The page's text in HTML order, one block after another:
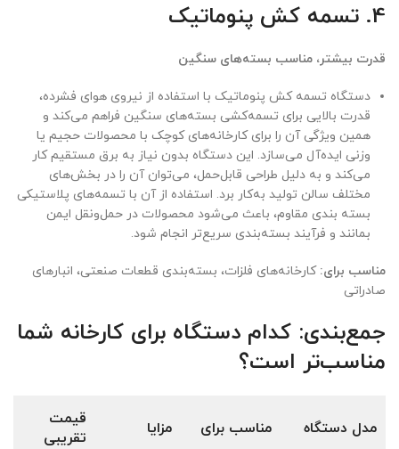
4. تسمه کش پنوماتیک
قدرت بیشتر، مناسب بسته‌های سنگین
دستگاه تسمه کش پنوماتیک با استفاده از نیروی هوای فشرده،
قدرت بالایی برای تسمه‌کشی بسته‌های سنگین فراهم می‌کند و
همین ویژگی آن را برای کارخانه‌های کوچک با محصولات حجیم یا
وزنی ایده‌آل می‌سازد. این دستگاه بدون نیاز به برق مستقیم کار
می‌کند و به دلیل طراحی قابل‌حمل، می‌توان آن را در بخش‌های
مختلف سالن تولید به‌کار برد. استفاده از آن با تسمه‌های پلاستیکی
بسته بندی مقاوم، باعث می‌شود محصولات در حمل‌ونقل ایمن
بمانند و فرآیند بسته‌بندی سریع‌تر انجام شود.
مناسب برای: کارخانه‌های فلزات، بسته‌بندی قطعات صنعتی، انبارهای
صادراتی
جمع‌بندی: کدام دستگاه برای کارخانه شما
مناسب‌تر است؟
مدل دستگاه مناسب برای مزایا
قیمت
تقریبی